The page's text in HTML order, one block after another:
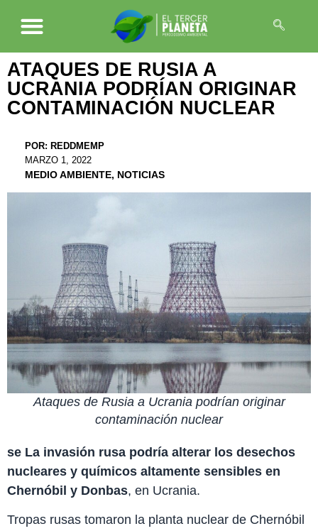
ATAQUES DE RUSIA A
UCRANIA PODRÍAN ORIGINAR
CONTAMINACIÓN NUCLEAR
POR: REDDMEMP
MARZO 1, 2022
MEDIO AMBIENTE, NOTICIAS
Ataques de Rusia a Ucrania podrían originar
contaminación nuclear
se La invasión rusa podría alterar los desechos
nucleares y químicos altamente sensibles en
Chernóbil y Donbas, en Ucrania.
Tropas rusas tomaron la planta nuclear de Chernóbil